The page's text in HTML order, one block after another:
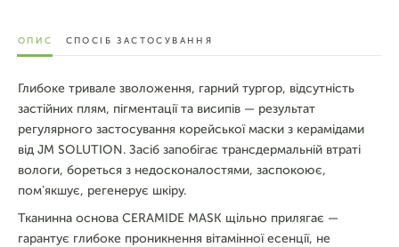
ОПИС СПОСІБ ЗАСТОСУВАННЯ
Глибоке тривале зволоження, гарний тургор, відсутність
застійних плям, пігментації та висипів — результат
регулярного застосування корейської маски з керамідами
від JM SOLUTION. Засіб запобігає трансдермальній втраті
вологи, бореться з недосконалостями, заспокоює,
пом'якшує, регенерує шкіру.
Тканинна основа CERAMIDE MASK щільно прилягає —
гарантує глибоке проникнення вітамінної есенції, не